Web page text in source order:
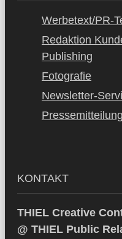
Werbetext/PR-
Redaktion
Publishing
Fotografie
Newsletter-
KONTAKT
THIEL Creative
@ THIEL Public